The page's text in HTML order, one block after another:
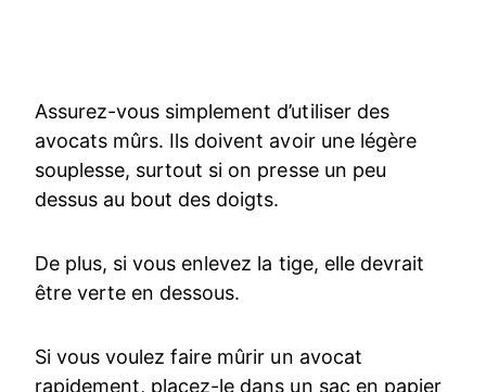
Assurez-vous simplement d’utiliser des
avocats mûrs. Ils doivent avoir une légère
souplesse, surtout si on presse un peu
dessus au bout des doigts.
De plus, si vous enlevez la tige, elle devrait
être verte en dessous.
Si vous voulez faire mûrir un avocat
rapidement, placez-le dans un sac en papier